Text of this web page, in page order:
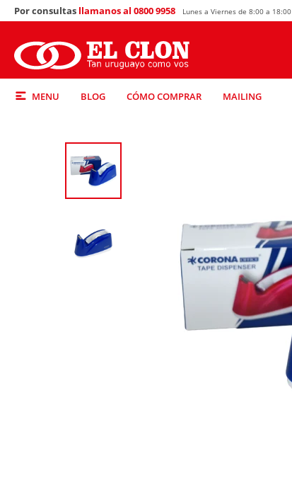
MENU BLOG CÓMO COMPRAR MAILING
Por consultas llamanos al 0800 9958 Lunes a Viernes de 8:00 a 18:00